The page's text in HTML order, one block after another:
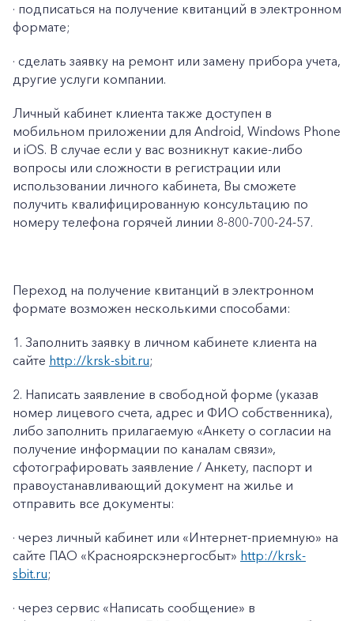
· подписаться на получение квитанций в электронном
формате;
· сделать заявку на ремонт или замену прибора учета,
другие услуги компании.
Личный кабинет клиента также доступен в
мобильном приложении для Android, Windows Phone
и iOS. В случае если у вас возникнут какие-либо
вопросы или сложности в регистрации или
использовании личного кабинета, Вы сможете
получить квалифицированную консультацию по
номеру телефона горячей линии 8-800-700-24-57.
Переход на получение квитанций в электронном
формате возможен несколькими способами:
1. Заполнить заявку в личном кабинете клиента на
сайте http://krsk-sbit.ru;
2. Написать заявление в свободной форме (указав
номер лицевого счета, адрес и ФИО собственника),
либо заполнить прилагаемую «Анкету о согласии на
получение информации по каналам связи»,
сфотографировать заявление / Анкету, паспорт и
правоустанавливающий документ на жилье и
отправить все документы:
· через личный кабинет или «Интернет-приемную» на
сайте ПАО «Красноярскэнергосбыт» http://krsk-
sbit.ru;
· через сервис «Написать сообщение» в